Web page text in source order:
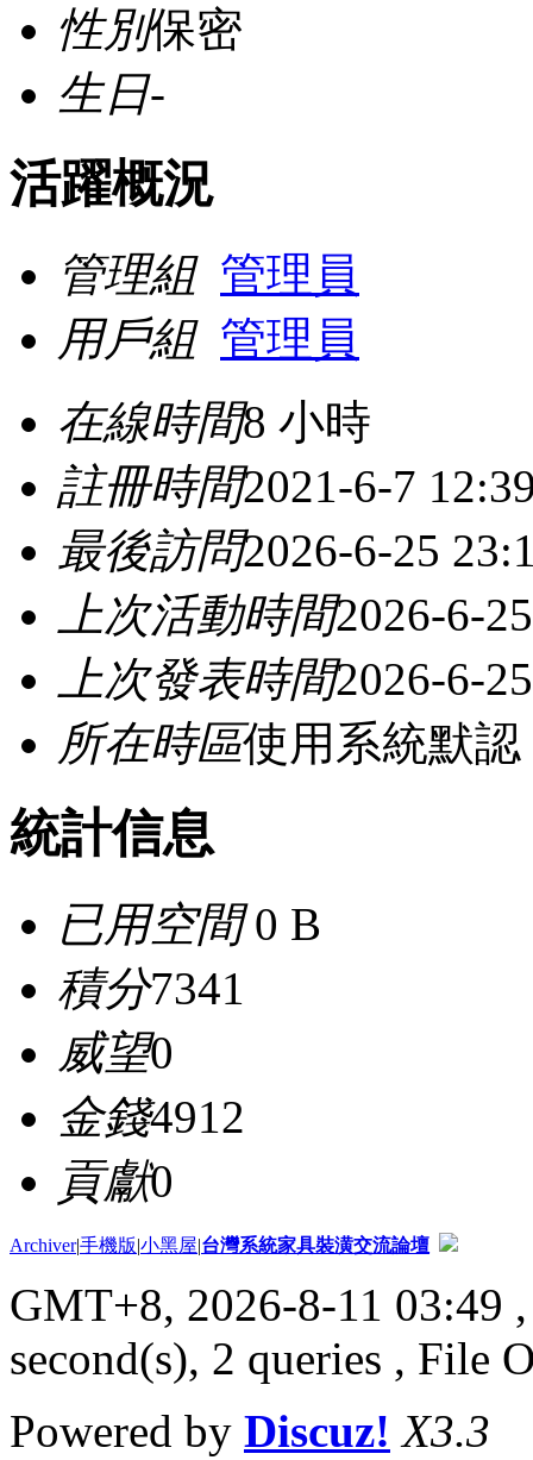
性別保密
生日-
活躍概況
管理組 管理員
用戶組 管理員
在線時間8 小時
註冊時間2021-6-7
最後訪問2026-6-25
上次活動時間2026-6-
上次發表時間2026-6-
所在時區使用系統默認
統計信息
已用空間0 B
積分7341
威望0
金錢4912
貢獻0
Archiver|手機版|小黑屋|台灣系統家具裝潢交流論壇
GMT+8, 2026-8-11 03:49
second(s), 2 queries , File
Powered by Discuz! X3.3